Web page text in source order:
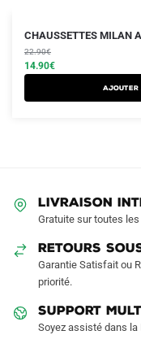
CHAUSSETTES MILAN
22.90€
Le
prix
initial
était :
14.90€
Le
prix
actuel
est :
Ajouter
LIVRAISON
Gratuite sur toutes
RETOURS
Garantie Satisfait ou
priorité.
SUPPORT
Soyez assisté dans la